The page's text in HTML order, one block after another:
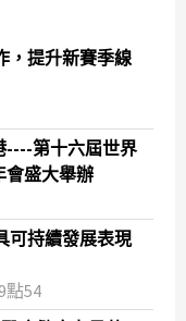
，提升新賽季線
----第十六屆世界
會盛大舉辦
可持續發展表現
點54